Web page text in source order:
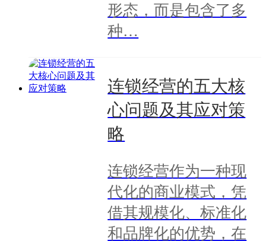
形态，而是包含了多
种…
连锁经营的五大核
心问题及其应对策
略
连锁经营作为一种现
代化的商业模式，凭
借其规模化、标准化
和品牌化的优势，在